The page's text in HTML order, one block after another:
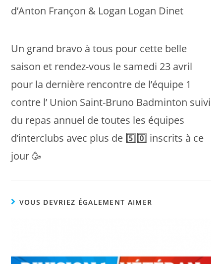
d’Anton Françon & Logan Logan Dinet
Un grand bravo à tous pour cette belle
saison et rendez-vous le samedi 23 avril
pour la dernière rencontre de l’équipe 1
contre l’ Union Saint-Bruno Badminton suivi
du repas annuel de toutes les équipes
d’interclubs avec plus de 5️⃣0️⃣ inscrits à ce
jour 🥳
VOUS DEVRIEZ ÉGALEMENT AIMER